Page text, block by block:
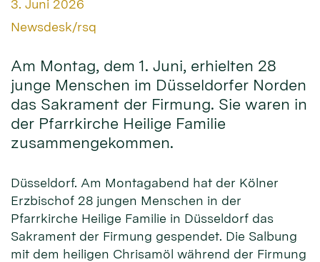
3. Juni 2026
Von:
Newsdesk/rsq
Am Montag, dem 1. Juni, erhielten 28
junge Menschen im Düsseldorfer Norden
das Sakrament der Firmung. Sie waren in
der Pfarrkirche Heilige Familie
zusammengekommen.
Düsseldorf. Am Montagabend hat der Kölner
Erzbischof 28 jungen Menschen in der
Pfarrkirche Heilige Familie in Düsseldorf das
Sakrament der Firmung gespendet. Die Salbung
mit dem heiligen Chrisamöl während der Firmung